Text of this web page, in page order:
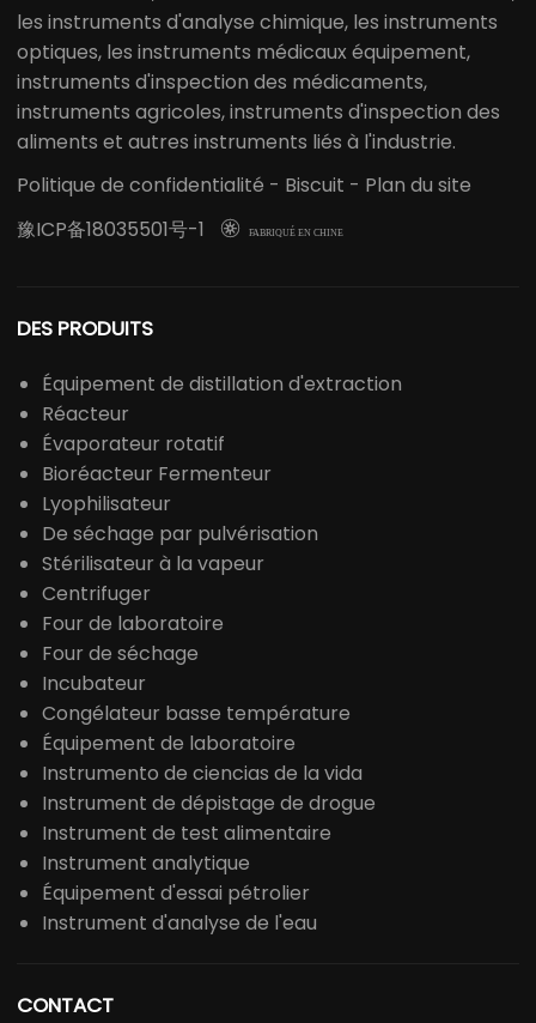
les instruments d'analyse chimique, les instruments
optiques, les instruments médicaux équipement,
instruments d'inspection des médicaments,
instruments agricoles, instruments d'inspection des
aliments et autres instruments liés à l'industrie.
Politique de confidentialité - Biscuit - Plan du site
豫ICP备18035501号-1
 FABRIQUÉ EN CHINE
DES PRODUITS
Équipement de distillation d'extraction
Réacteur
Évaporateur rotatif
Bioréacteur Fermenteur
Lyophilisateur
De séchage par pulvérisation
Stérilisateur à la vapeur
Centrifuger
Four de laboratoire
Four de séchage
Incubateur
Congélateur basse température
Équipement de laboratoire
Instrumento de ciencias de la vida
Instrument de dépistage de drogue
Instrument de test alimentaire
Instrument analytique
Équipement d'essai pétrolier
Instrument d'analyse de l'eau
CONTACT